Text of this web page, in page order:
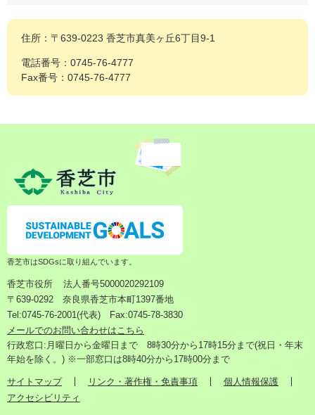
住所：〒639-0223 香芝市真美ヶ丘6丁目9-1
電話番号：0745-76-4777
Fax番号：0745-76-4777
香芝市はSDGsに取り組んでいます。
香芝市役所
法人番号5000020292109
〒639-0292 奈良県香芝市本町1397番地
Tel:0745-76-2001(代表) Fax:0745-78-3830
メールでのお問い合わせはこちら
行政窓口:月曜日から金曜日まで 8時30分から17時15分まで(祝日・年末
年始を除く。) ※一部窓口は8時40分から17時00分まで
サイトマップ リンク・著作権・免責事項
個人情報保護
アクセシビリティ